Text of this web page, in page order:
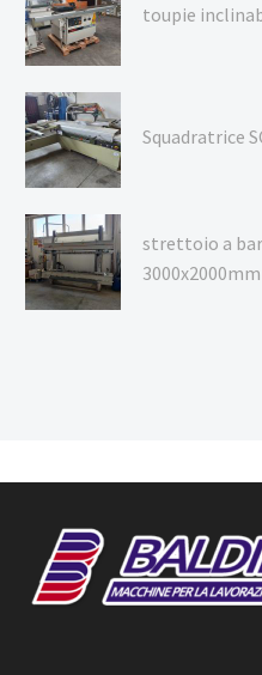
toupie
Squadratrice
strettoio a
3000x2000mm